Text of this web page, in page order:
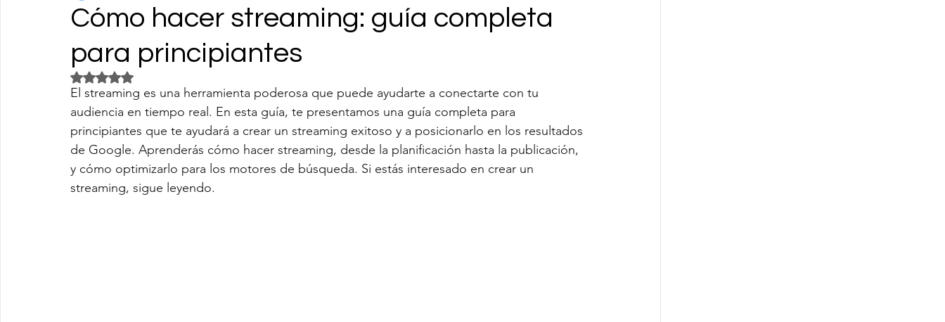
Cómo hacer streaming: guía completa
para principiantes
Obtuvo NaN de 5 estrellas.
El streaming es una herramienta poderosa que puede ayudarte a conectarte con tu
audiencia en tiempo real. En esta guía, te presentamos una guía completa para
principiantes que te ayudará a crear un streaming exitoso y a posicionarlo en los resultados
de Google. Aprenderás cómo hacer streaming, desde la planificación hasta la publicación,
y cómo optimizarlo para los motores de búsqueda. Si estás interesado en crear un
streaming, sigue leyendo.